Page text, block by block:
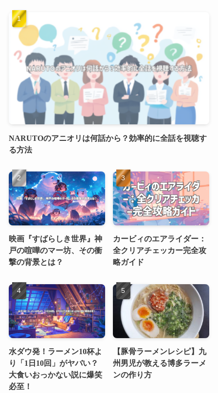
NARUTOのアニオリは何話から？効率的に全話を視聴す
る方法
映画『すばらしき世界』神
戸の喧嘩のマー坊、その衝
撃の背景とは？
カービィのエアライダー：
全クリアチェッカー完全攻
略ガイド
水ダウ発！ラーメン10杯よ
り「1日10回」がヤバい？
大食いおっかない説に爆笑
必至！
【豚骨ラーメンレシピ】九
州男児が教える博多ラーメ
ンの作り方